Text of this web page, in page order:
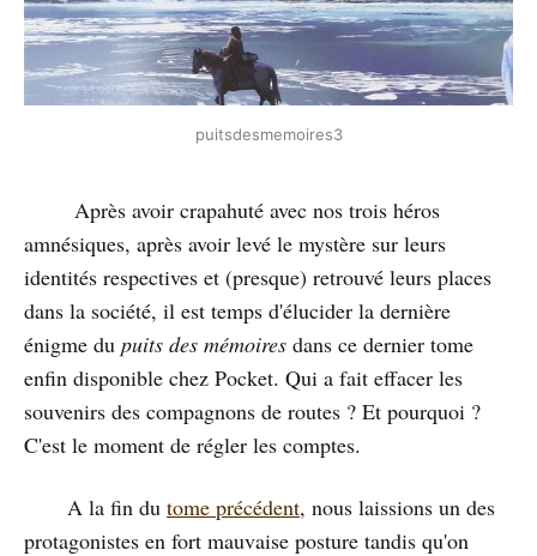
puitsdesmemoires3
Après avoir crapahuté avec nos trois héros
amnésiques, après avoir levé le mystère sur leurs
identités respectives et (presque) retrouvé leurs places
dans la société, il est temps d'élucider la dernière
énigme du puits des mémoires dans ce dernier tome
enfin disponible chez Pocket. Qui a fait effacer les
souvenirs des compagnons de routes ? Et pourquoi ?
C'est le moment de régler les comptes.
A la fin du tome précédent, nous laissions un des
protagonistes en fort mauvaise posture tandis qu'on